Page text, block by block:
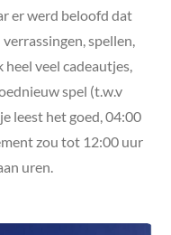
er werd beloofd dat
spellen,
veel cadeautjes,
spel (t.w.v
leest het goed, 04:00
zou tot 12:00 uur
uren.